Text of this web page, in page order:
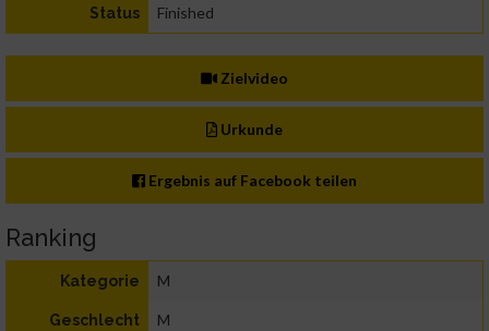
Status Finished
Zielvideo
Urkunde
Ergebnis auf Facebook teilen
Ranking
Kategorie M
Geschlecht M